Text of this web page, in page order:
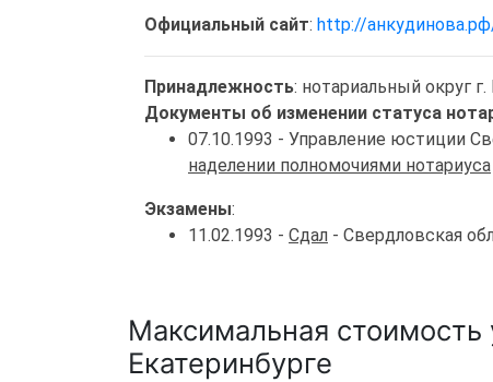
Официальный сайт: http://
Принадлежность: нотариальный округ г.
Документы об изменении статуса
07.10.1993 - Управление юстиции
наделении полномочиями нотариуса
Экзамены:
11.02.1993 - Сдал - Свердловская
Максимальная стоимость
Екатеринбурге